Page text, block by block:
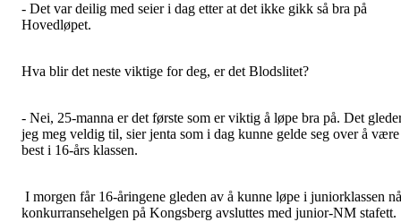
- Det var deilig med seier i dag etter at det ikke gikk så bra på
Hovedløpet.
Hva blir det neste viktige for deg, er det Blodslitet?
- Nei, 25-manna er det første som er viktig å løpe bra på. Det
jeg meg veldig til, sier jenta som i dag kunne gelde seg over å være
best i 16-års klassen.
I morgen får 16-åringene gleden av å kunne løpe i juniorklassen
konkurransehelgen på Kongsberg avsluttes med junior-NM stafett.